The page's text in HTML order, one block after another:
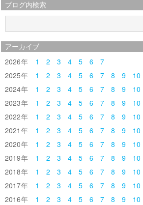
ブログ内検索
アーカイブ
2026 1 2 3 4 5 6
7
2025
1 2 3 4 5 6 7 8 9 10
2024
1 2 3 4 5 6 7 8 9 10
2023
1 2 3 4 5 6 7 8 9 10
2022
1 2 3 4 5 6 7 8 9 10
2021
1 2 3 4 5 6 7 8 9 10
2020
1 2 3 4 5 6 7 8 9 10
2019
1 2 3 4 5 6 7 8 9 10
2018
1 2 3 4 5 6 7 8 9 10
2017
1 2 3 4 5 6 7 8 9 10
2016
1 2 3 4 5 6 7 8 9 10